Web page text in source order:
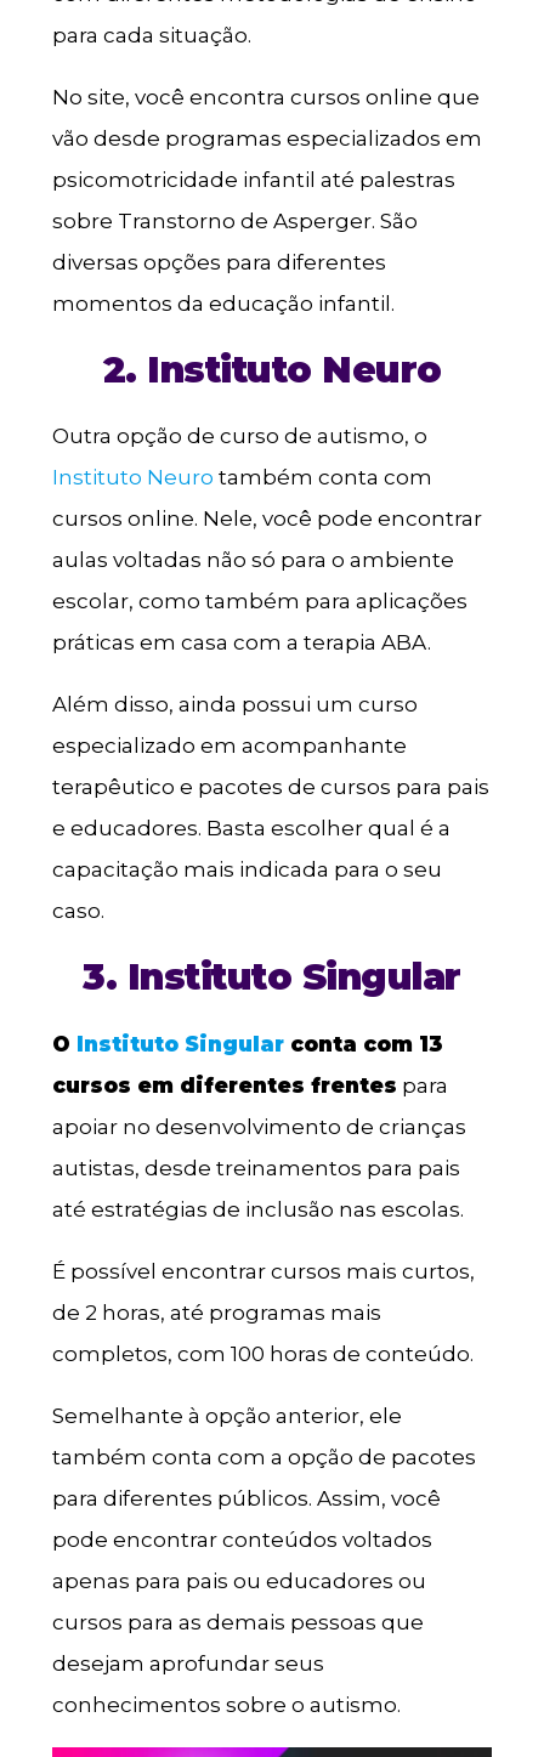
para cada situação.
No site, você encontra cursos online que
vão desde programas especializados em
psicomotricidade infantil até palestras
sobre Transtorno de Asperger. São
diversas opções para diferentes
momentos da educação infantil.
2. Instituto Neuro
Outra opção de curso de autismo, o
Instituto Neuro também conta com
cursos online. Nele, você pode encontrar
aulas voltadas não só para o ambiente
escolar, como também para aplicações
práticas em casa com a terapia ABA.
Além disso, ainda possui um curso
especializado em acompanhante
terapêutico e pacotes de cursos para pais
e educadores. Basta escolher qual é a
capacitação mais indicada para o seu
caso.
3. Instituto Singular
O Instituto Singularconta com 13
cursos em diferentes frentes para
apoiar no desenvolvimento de crianças
autistas, desde treinamentos para pais
até estratégias de inclusão nas escolas.
É possível encontrar cursos mais curtos,
de 2 horas, até programas mais
completos, com 100 horas de conteúdo.
Semelhante à opção anterior, ele
também conta com a opção de pacotes
para diferentes públicos. Assim, você
pode encontrar conteúdos voltados
apenas para pais ou educadores ou
cursos para as demais pessoas que
desejam aprofundar seus
conhecimentos sobre o autismo.